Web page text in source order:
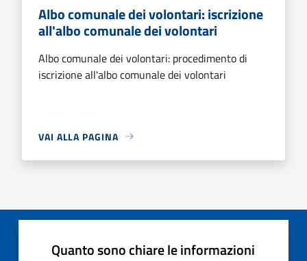
Albo comunale dei volontari: iscrizione
all'albo comunale dei volontari
Albo comunale dei volontari: procedimento di
iscrizione all'albo comunale dei volontari
VAI ALLA PAGINA
Quanto sono chiare le informazioni